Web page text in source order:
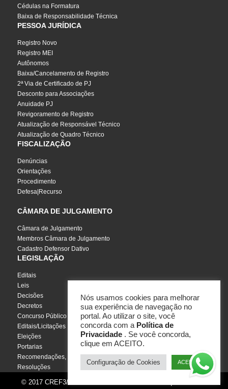
Cédulas na Formatura
Baixa de Responsabilidade Técnica
PESSOA JURÍDICA
Registro Novo
Registro MEI
Autônomos
Baixa/Cancelamento de Registro
2ª Via de Certificado de PJ
Desconto para Associações
Anuidade PJ
Revigoramento de Registro
Atualização de Responsável Técnico
Atualização de Quadro Técnico
FISCALIZAÇÃO
Denúncias
Orientações
Procedimento
Defesa|Recurso
CÂMARA DE JULGAMENTO
Câmara de Julgamento
Membros Câmara de Julgamento
Cadastro Defensor Dativo
LEGISLAÇÃO
Editais
Leis
Decisões
Decretos
Concurso Público
Editais/Licitações
Eleições
Portarias
Recomendações, Pareceres e Notas
Resoluções
© 2017 CREF3/SC - Todos os direitos reservados | Por
Nós usamos cookies para melhorar
sua experiência de navegação no
portal. Ao utilizar o site, você
concorda com a Política de
Privacidade . Se você concorda,
clique em ACEITO.
Configuração de Cookies ACEITO